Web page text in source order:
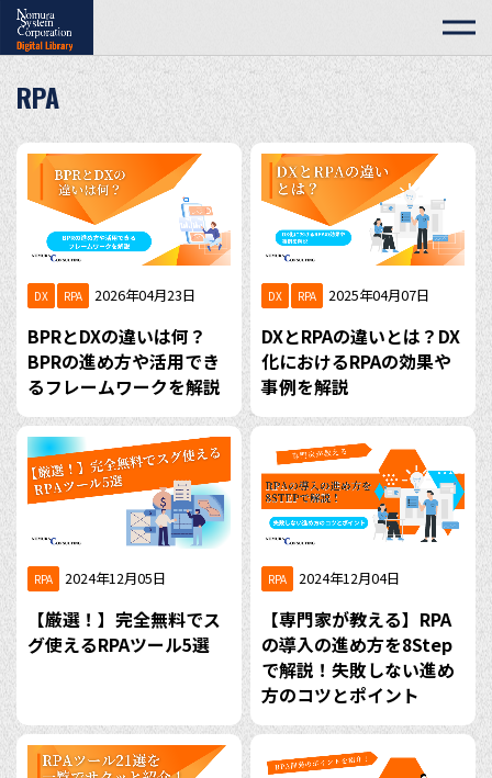
RPA
DX RPA 2026年04月23日
BPRとDXの違いは何？
BPRの進め方や活用でき
るフレームワークを解説
DX RPA 2025年04月07日
DXとRPAの違いとは？DX
化におけるRPAの効果や
事例を解説
RPA 2024年12月05日
【厳選！】完全無料でス
グ使えるRPAツール5選
RPA 2024年12月04日
【専門家が教える】RPA
の導入の進め方を8Step
で解説！失敗しない進め
方のコツとポイント